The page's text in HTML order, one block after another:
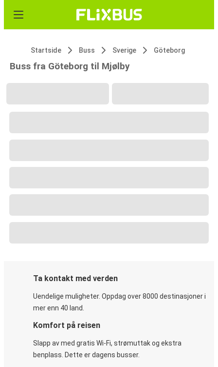
Startside Buss Sverige Göteborg
Buss fra Göteborg til Mjølby
Ta kontakt med verden
Uendelige muligheter. Oppdag over 8000 destinasjoner i
mer enn 40 land.
Komfort på reisen
Slapp av med gratis Wi-Fi, strømuttak og ekstra
benplass. Dette er dagens busser.